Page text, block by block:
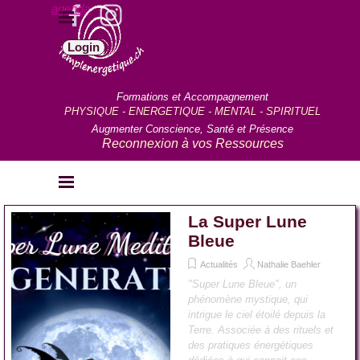
Aller au contenu
agenda
Sauter le menu
Login
Formations et Accompagnement
PHYSIQUE - ENERGETIQUE - MENTAL - SPIRITUEL
Augmenter Conscience, Santé et Présence
Reconnexion à vos Ressources
Sauter le menu
La Super Lune
Bleue
Actualités Nathalie Baehler
"Super Lune Bleue", un
phénomène mystique, qui
intrigue le ciel étoilé depuis la
Terre. Associée à des rituels et
des pratiques énergétiques